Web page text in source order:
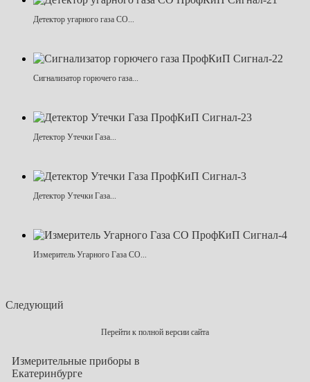
Детектор угарного газа CO...
Сигнализатор горючего газа...
Детектор Утечки Газа...
Детектор Утечки Газа...
Измеритель Угарного Газа CO...
Следующий
Перейти к полной версии сайта
Измерительные приборы в
Екатеринбурге